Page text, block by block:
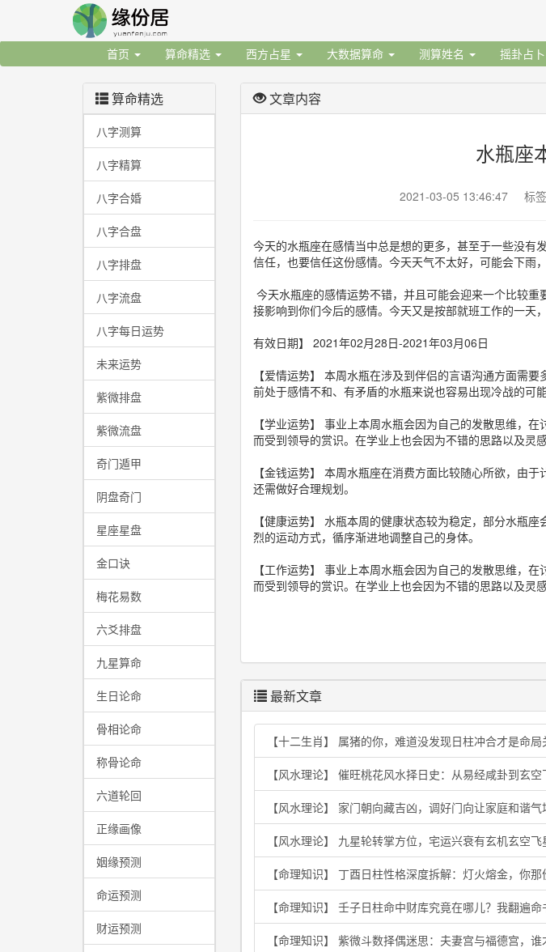
首页 算命精选 西方占星 大数据算命 测算姓名 摇卦占卜
算命精选
八字测算
八字精算
八字合婚
八字合盘
八字排盘
八字流盘
八字每日运势
未来运势
紫微排盘
紫微流盘
奇门遁甲
阴盘奇门
星座星盘
金口诀
梅花易数
六爻排盘
九星算命
生日论命
骨相论命
称骨论命
六道轮回
正缘画像
姻缘预测
命运预测
财运预测
文章内容
水瓶座
2021-03-05 13:46:47 标签
今天的水瓶座在感情当中总是想的更多，甚至于一些没有
信任，也要信任这份感情。今天天气不太好，可能会下雨
今天水瓶座的感情运势不错，并且可能会迎来一个比较
接影响到你们今后的感情。今天又是按部就班工作的一天
有效日期】 2021年02月28日-2021年03月06日
【爱情运势】 本周水瓶在涉及到伴侣的言语沟通方面需
前处于感情不和、有矛盾的水瓶来说也容易出现冷战的可
【学业运势】 事业上本周水瓶会因为自己的发散思维，
而受到领导的赏识。在学业上也会因为不错的思路以及灵
【金钱运势】 本周水瓶座在消费方面比较随心所欲，由
还需做好合理规划。
【健康运势】 水瓶本周的健康状态较为稳定，部分水瓶
烈的运动方式，循序渐进地调整自己的身体。
【工作运势】 事业上本周水瓶会因为自己的发散思维，
而受到领导的赏识。在学业上也会因为不错的思路以及灵
最新文章
【十二生肖】 属猪的你，难道没发现日柱冲合才是命
【风水理论】 催旺桃花风水择日史：从易经咸卦到玄
【风水理论】 家门朝向藏吉凶，调好门向让家庭和谐
【风水理论】 九星轮转掌方位，宅运兴衰有玄机玄空
【命理知识】 丁酉日柱性格深度拆解：灯火熔金，你
【命理知识】 壬子日柱命中财库究竟在哪儿？我翻遍
【命理知识】 紫微斗数择偶迷思：夫妻宫与福德宫，